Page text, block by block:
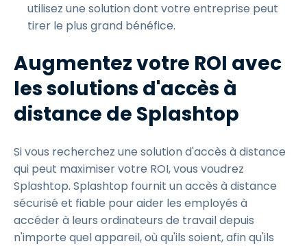
utilisez une solution dont votre entreprise peut
tirer le plus grand bénéfice.
Augmentez votre ROI avec
les solutions d'accès à
distance de Splashtop
Si vous recherchez une solution d'accès à distance
qui peut maximiser votre ROI, vous voudrez
Splashtop. Splashtop fournit un accès à distance
sécurisé et fiable pour aider les employés à
accéder à leurs ordinateurs de travail depuis
n'importe quel appareil, où qu'ils soient, afin qu'ils